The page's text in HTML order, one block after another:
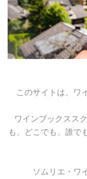
このサイトは、ワ
ワインブックスス
も、どこでも、誰で
ソムリエ・ワ